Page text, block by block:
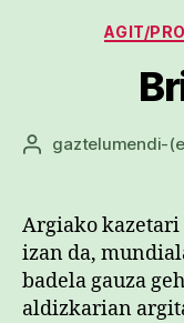
AGIT/
Argitalpenaren
gaztelumendi-
Argiako
izan da,
badela gauza
aldizkarian